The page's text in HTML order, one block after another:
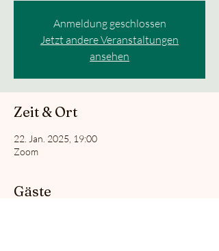
Anmeldung geschlossen
Jetzt andere Veranstaltungen
ansehen
Zeit & Ort
22. Jan. 2025, 19:00
Zoom
Gäste